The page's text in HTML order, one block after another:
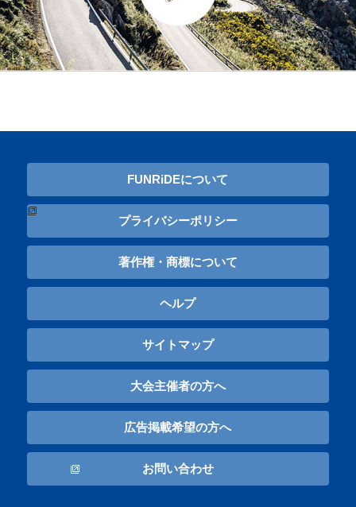
FUNRiDEについて
プライバシーポリシー
著作権・商標について
ヘルプ
サイトマップ
大会主催者の方へ
広告掲載希望の方へ
お問い合わせ